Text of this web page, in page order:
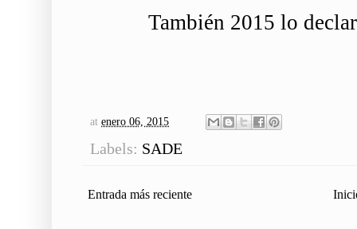
También 2015 lo
at enero 06, 2015
Labels: SADE
Entrada más reciente